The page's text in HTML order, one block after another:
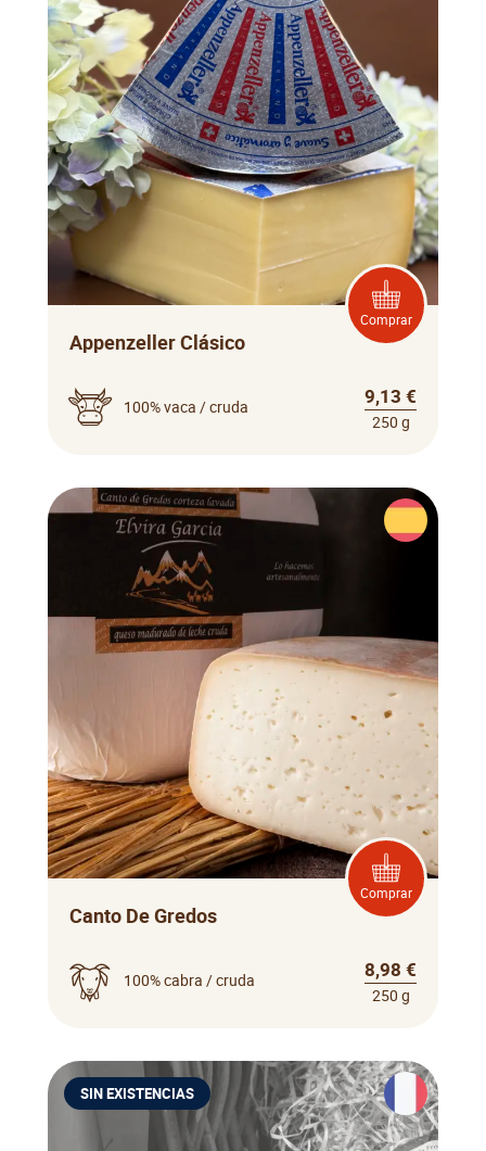
Comprar
Appenzeller Clásico
100% vaca / cruda 9,13 €
250 g
Comprar
Canto De Gredos
100% cabra / cruda 8,98 €
250 g
SIN EXISTENCIAS